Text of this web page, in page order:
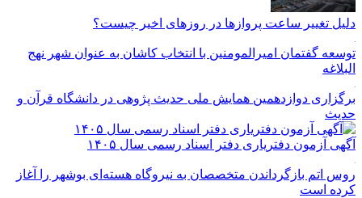
دلیل تغییر ساعت پروازها در روزهای اخیر چیست؟
توسعه گفتمان امیرالمومنین با انتخاب کاشان به عنوان شهر نهج
البلاغه
برگزاری دوازدهمین همایش ملی حدیث پژوهی در دانشگاه قرآن و
حدیث
آگهی آزمون دفتریاری دفتر اسناد رسمی سال ۱۴۰۵
روس اتم بازگرداندن متخصصان به نیروگاه هسته‌ای بوشهر را آغاز
کرده است